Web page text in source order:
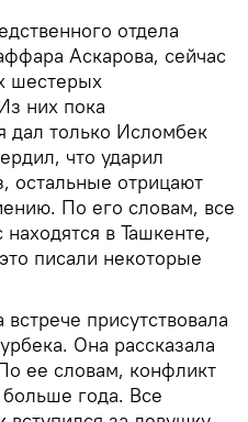
отдела
Аскарова, сейчас
шестерых
них пока
дал только Исломбек
что ударил
остальные отрицают
По его словам, все
в Ташкенте,
писали некоторые
присутствовала
Она рассказала
ее словам, конфликт
года. Все